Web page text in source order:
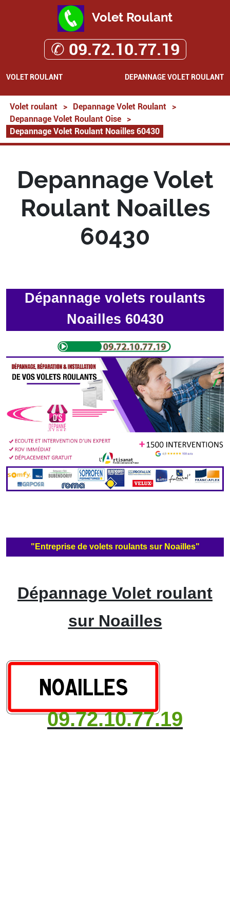
Volet Roulant
✆ 09.72.10.77.19
VOLET ROULANT DEPANNAGE VOLET ROULANT
Volet roulant > Depannage Volet Roulant
>
Depannage Volet Roulant Oise
>
Depannage Volet Roulant Noailles 60430
Depannage Volet
Roulant Noailles
60430
Dépannage volets roulants
Noailles 60430
"Entreprise de volets roulants sur Noailles"
Dépannage Volet roulant
sur Noailles
09.72.10.77.19